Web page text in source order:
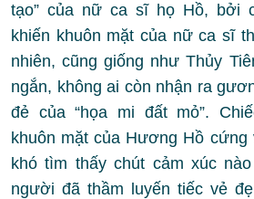
tạo” của nữ ca sĩ họ Hồ, bởi
khiến khuôn mặt của nữ ca sĩ
nhiên, cũng giống như Thủy
ngắn, không ai còn nhận ra
đẻ của “họa mi đất mỏ”.
khuôn mặt của Hương Hồ
khó tìm thấy chút cảm xúc
người đã thầm luyến tiếc vẻ